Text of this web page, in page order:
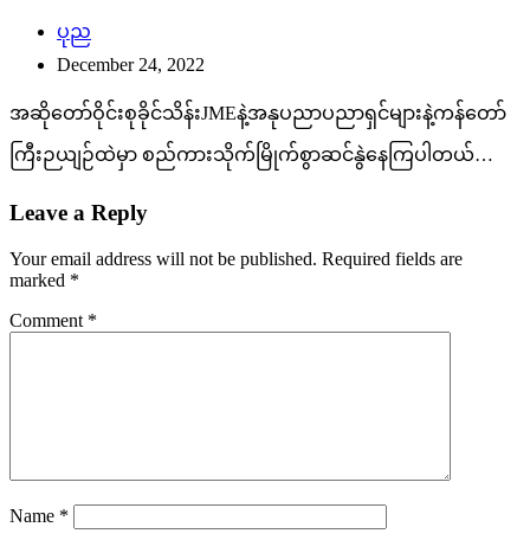
ပုည
December 24, 2022
အဆိုတော်ဝိုင်းစုခိုင်သိန်းJMEနဲ့အနုပညာပညာရှင်များနဲ့ကန်တော်
ကြီးဉယျဉ်ထဲမှာ စည်ကားသိုက်မြိုက်စွာဆင်နွဲနေကြပါတယ်…
Leave a Reply
Your email address will not be published. Required fields are
marked *
Comment *
Name *